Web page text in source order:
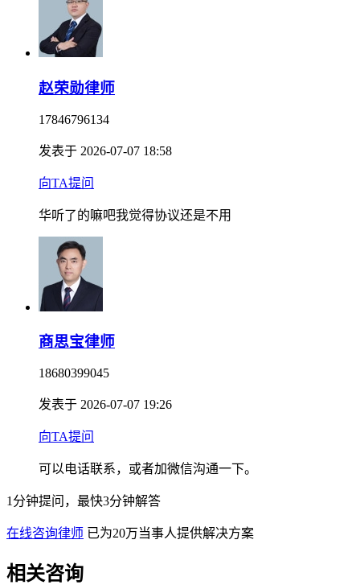
赵荣勋律师
17846796134
发表于 2026-07-07 18:58
向TA提问
华听了的嘛吧我觉得协议还是不用
商思宝律师
18680399045
发表于 2026-07-07 19:26
向TA提问
可以电话联系，或者加微信沟通一下。
1分钟提问，最快3分钟解答
在线咨询律师 已为20万当事人提供解决方案
相关咨询